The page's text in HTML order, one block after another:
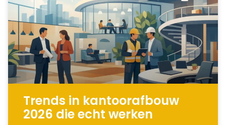
Trends in kantoorafbouw
2026 die echt werken